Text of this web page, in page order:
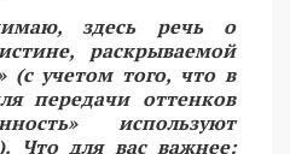
здесь речь о
раскрываемой
(с учетом того, что в
передачи оттенков
используют
Что для вас важнее: